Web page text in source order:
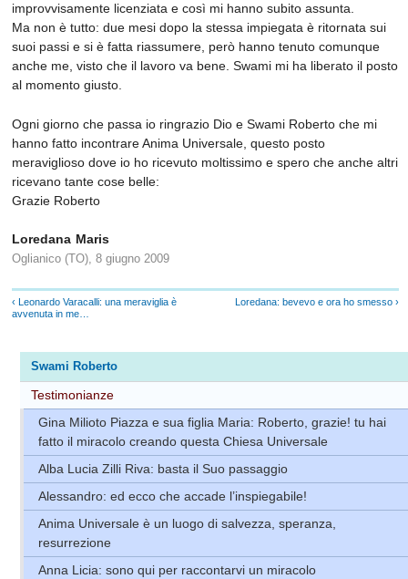
improvvisamente licenziata e così mi hanno subito assunta.
Ma non è tutto: due mesi dopo la stessa impiegata è ritornata sui
suoi passi e si è fatta riassumere, però hanno tenuto comunque
anche me, visto che il lavoro va bene. Swami mi ha liberato il posto
al momento giusto.
Ogni giorno che passa io ringrazio Dio e Swami Roberto che mi
hanno fatto incontrare Anima Universale, questo posto
meraviglioso dove io ho ricevuto moltissimo e spero che anche altri
ricevano tante cose belle:
Grazie Roberto
Loredana Maris
Oglianico (TO), 8 giugno 2009
‹ Leonardo Varacalli: una meraviglia è
avvenuta in me…
Loredana: bevevo e ora ho smesso ›
Swami Roberto
Testimonianze
Gina Milioto Piazza e sua figlia Maria: Roberto, grazie! tu hai
fatto il miracolo creando questa Chiesa Universale
Alba Lucia Zilli Riva: basta il Suo passaggio
Alessandro: ed ecco che accade l’inspiegabile!
Anima Universale è un luogo di salvezza, speranza,
resurrezione
Anna Licia: sono qui per raccontarvi un miracolo